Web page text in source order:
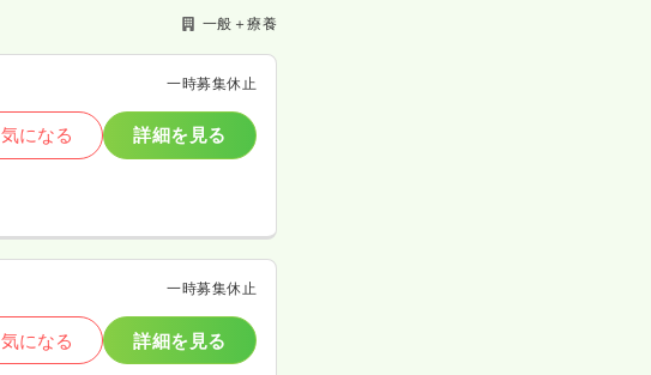
一般＋療養
一時募集休止
気になる 詳細を見る
一時募集休止
気になる 詳細を見る